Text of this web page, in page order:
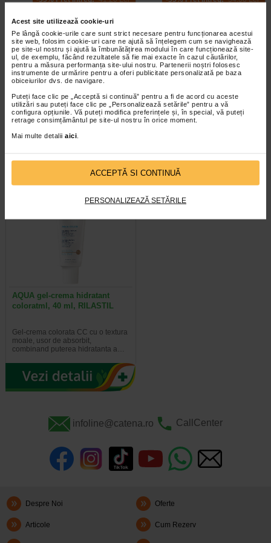
Acest site utilizează cookie-uri
Pe lângă cookie-urile care sunt strict necesare pentru funcționarea acestui
site web, folosim cookie-uri care ne ajută să înțelegem cum se navighează
pe site-ul nostru și ajută la îmbunătățirea modului în care funcționează site-
ul, de exemplu, făcând rezultatele să fie mai exacte în cazul căutărilor,
pentru a măsura performanța site-ului nostru. Partenerii noștri folosesc
instrumente de urmărire pentru a oferi publicitate personalizată pe baza
obiceiurilor dvs. de navigare.
Puteți face clic pe „Acceptă si continuă” pentru a fi de acord cu aceste
utilizări sau puteți face clic pe „Personalizează setările” pentru a vă
configura opțiunile. Vă puteți modifica preferințele și, în special, vă puteți
retrage consimțământul pe site-ul nostru în orice moment.
Mai multe detalii aici
ACCEPTĂ SI CONTINUĂ
PERSONALIZEAZĂ SETĂRILE
suprafaţa pielii
Acid hialuronic cu masă moleculară mică: hidratare
intensivă
Extract de Hamamelis virginiana*: protejează și
calmează
Extract de Chondrus crispus**: hidratează și protejează
Sodiu PCA*: acţiune hidratantă
TRATAMENTE ZILNICE
Rilastil Aqua Gel de curăţare hidratant 200 ml
Rilastil Aqua Cremă ten hidratantă cu SPF 15 50 ml
Rilastil Aqua Fluid de normalizare 50 ml
Rilastil Aqua Intense 72H Gel-cremă Hidratant 40 ml
Rilastil Aqua Intense Spray intens hidratant cu acţiune
Gama AQUA INTENSE
Gama Aqua Intense conține formule ce hidratează și mențin
hidratată pielea în profunzime, timp îndelungat.
AQUA Intense Spray cu acid
hialuronic, 100 ml, RILASTIL
hialuronic cu masa moleculara
AQUA Gel de curatare
hidratant, 200 ml, RILASTIL
AQUA gel-crema hidratant
coloratml, 40 ml, RILASTIL
Gel-crema colorata CC cu o textura
moale, usor de absorbit,
combinand puterea hidratanta a…
infoline@catena.ro CallCenter
Despre Noi Oferte
Articole Cum Rezerv